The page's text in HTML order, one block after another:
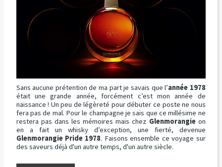
Sans aucune prétention de ma part je savais que l’année 1978
était une grande année, forcément c’est mon année de
naissance ! Un peu de légèreté pour débuter ce poste ne nous
fera pas de mal. Pour le champagne je sais que ce millésime ne
restera pas dans les mémoires mais chez Glenmorangieon
en a fait un whisky d’exception, une fierté, devenue
Glenmorangie Pride 1978. Faisons ensemble ce voyage sur
des saveurs déjà d'un autre temps, d'un autre siècle.